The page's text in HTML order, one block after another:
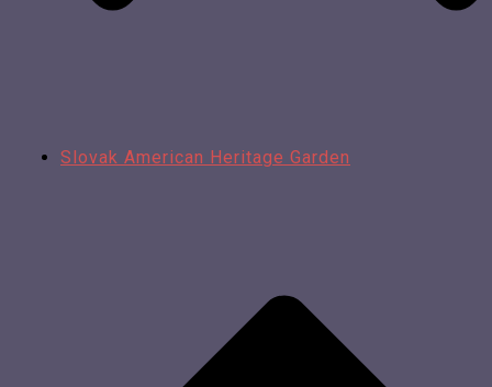
Slovak American Heritage Garden